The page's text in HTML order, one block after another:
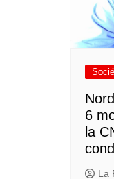
6
la
La